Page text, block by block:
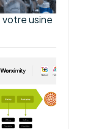
usine